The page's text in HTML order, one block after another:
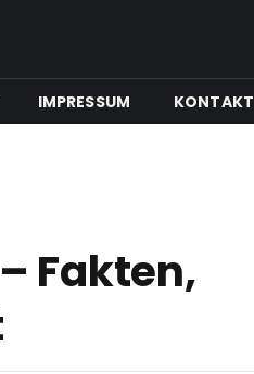
IMPRESSUM KONTAKT
Fakten,